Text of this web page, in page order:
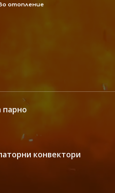
отопление
парно
конвектори